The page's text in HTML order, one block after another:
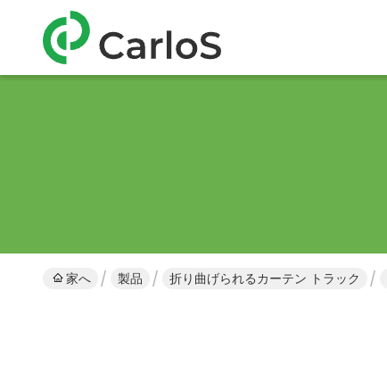
家へ 製品 折り曲げられるカーテン トラック